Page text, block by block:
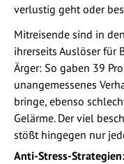
verlustig geht oder
Mitreisende sind in
ihrerseits Auslöser für
Ärger: So gaben 39
unangemessenes
bringe, ebenso
Gelärme. Der viel
stößt hingegen nur
Anti-Stress-